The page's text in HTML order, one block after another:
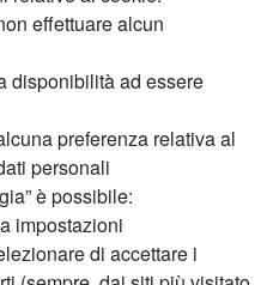
effettuare alcun
disponibilità ad essere
preferenza relativa al
personali
è possibile:
impostazioni
di accettare i